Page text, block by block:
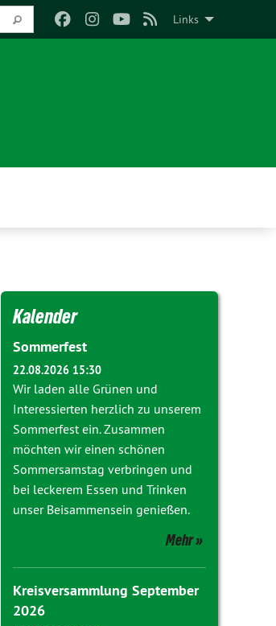
Links
Kalender
Sommerfest
22.08.2026 15:30
Wir laden alle Grünen und
Interessierten herzlich zu unserem
Sommerfest ein. Zusammen
möchten wir einen schönen
Sommersamstag verbringen und
bei leckerem Essen und Trinken
unser Beisammensein genießen.
Mehr
Kreisversammlung September
2026